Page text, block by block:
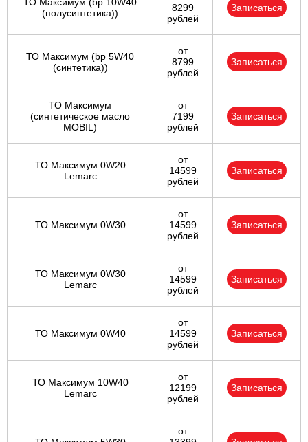
ТО Максимум (bp 10W40
(полусинтетика))
8299
рублей
Записаться
ТО Максимум (bp 5W40
(синтетика))
от
8799
рублей
Записаться
ТО Максимум
(cинтетическое масло
MOBIL)
от
7199
рублей
Записаться
ТО Максимум 0W20
Lemarc
от
14599
рублей
Записаться
ТО Максимум 0W30
от
14599
рублей
Записаться
ТО Максимум 0W30
Lemarc
от
14599
рублей
Записаться
ТО Максимум 0W40
от
14599
рублей
Записаться
ТО Максимум 10W40
Lemarc
от
12199
рублей
Записаться
от